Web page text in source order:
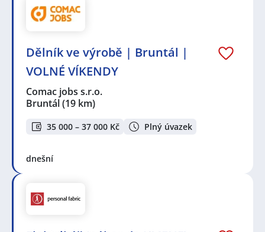
Dělník ve výrobě | Bruntál |
VOLNÉ VÍKENDY
Comac jobs s.r.o.
Bruntál(19 km)
35 000 – 37 000 Kč Plný úvazek
dnešní